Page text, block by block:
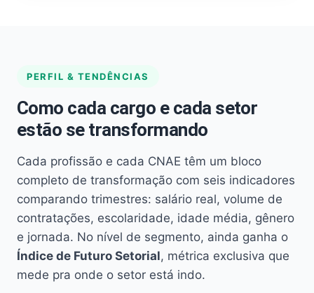
PERFIL & TENDÊNCIAS
Como cada cargo e cada setor
estão se transformando
Cada profissão e cada CNAE têm um bloco
completo de transformação com seis indicadores
comparando trimestres: salário real, volume de
contratações, escolaridade, idade média, gênero
e jornada. No nível de segmento, ainda ganha o
Índice de Futuro Setorial, métrica exclusiva que
mede pra onde o setor está indo.